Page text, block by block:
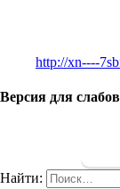
http://xn----
Версия для
Найти: